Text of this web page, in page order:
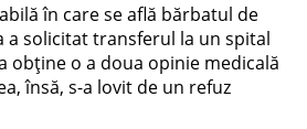
în care se află bărbatul de
a solicitat transferul la un spital
obține o a doua opinie medicală
însă, s-a lovit de un refuz